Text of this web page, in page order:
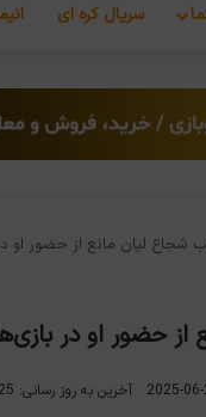
سریال کره ای
شجاع لیان مانع از حضور او
از حضور او در
2025- آخرین به روز رسانی: 2025-06-27